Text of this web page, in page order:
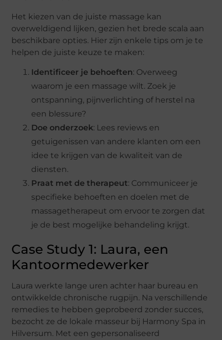
Het kiezen van de juiste massage kan
overweldigend lijken, gezien het brede scala aan
beschikbare opties. Hier zijn enkele tips om je te
helpen de juiste keuze te maken:
Identificeer je behoeften: Overweeg
waarom je een massage wilt. Zoek je
ontspanning, pijnverlichting of herstel na
een blessure?
Doe onderzoek: Lees reviews en
getuigenissen van andere klanten om een
idee te krijgen van de kwaliteit van de
diensten.
Praat met de therapeut: Communiceer je
specifieke behoeften en doelen met de
massagetherapeut om ervoor te zorgen dat
je de best mogelijke behandeling krijgt.
Case Study 1: Laura, een
Kantoormedewerker
Laura werkte lange uren achter haar bureau en
ontwikkelde chronische rugpijn. Na verschillende
remedies te hebben geprobeerd zonder succes,
bezocht ze de lokale masseur bij Harmony Spa in
Hilversum. Met een gepersonaliseerd